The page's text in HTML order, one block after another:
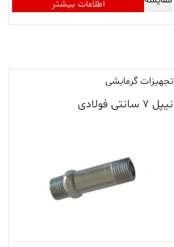
اطلاعات بیشتر
تجهیزات گرمایشی
نیپل ۷ سانتی فولادی